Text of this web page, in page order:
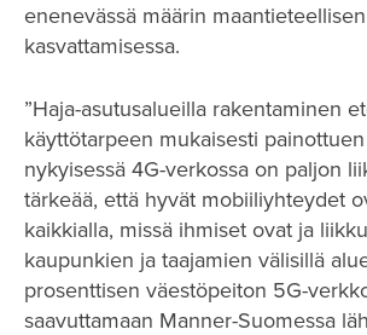
enenevässä määrin
kasvattamisessa.
”Haja-asutusalueilla rakentaminen
käyttötarpeen mukaisesti
nykyisessä 4G-verkossa on paljon
tärkeää, että hyvät mobiiliyhteydet
kaikkialla, missä ihmiset ovat ja
kaupunkien ja taajamien välisillä
prosenttisen väestöpeiton 5G-
saavuttamaan Manner-Suomessa